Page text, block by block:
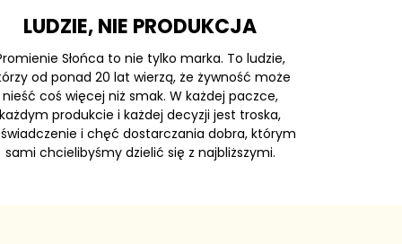
LUDZIE, NIE PRODUKCJA
Słońca to nie tylko marka. To ludzie,
od ponad 20 lat wierzą, że żywność może
nieść coś więcej niż smak. W każdej paczce,
każdym produkcie i każdej decyzji jest troska,
i chęć dostarczania dobra, którym
sami chcielibyśmy dzielić się z najbliższymi.